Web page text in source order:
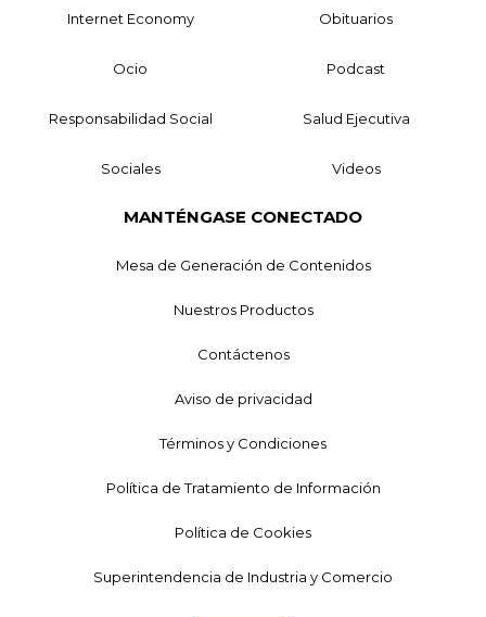
Internet Economy Obituarios
Ocio Podcast
Responsabilidad Social Salud Ejecutiva
Sociales Videos
MANTÉNGASE CONECTADO
Mesa de Generación de Contenidos
Nuestros Productos
Contáctenos
Aviso de privacidad
Términos y Condiciones
Política de Tratamiento de Información
Política de Cookies
Superintendencia de Industria y Comercio